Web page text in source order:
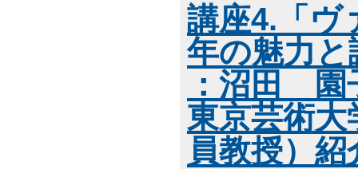
講座4.「ヴ
年の魅力
：沼田
東京芸術大
員教授）